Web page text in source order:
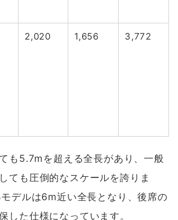
2,020 1,656 3,772
も5.7mを超える全長があり、一般
ても圧倒的なスケールを誇りま
デルは6m近い全長となり、後席の
した仕様になっています。